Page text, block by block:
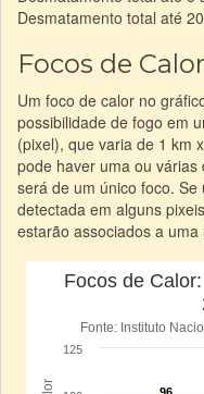
Desmatamento total até
Focos de Calor
Um foco de calor no
possibilidade de fogo em
(pixel), que varia de 1 km
pode haver uma ou
será de um único foco.
detectada em alguns
estarão associados a